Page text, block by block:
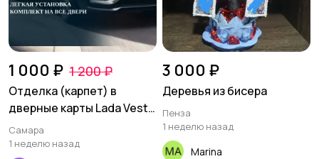
1 000 ₽ 1 200 ₽
Отделка (карпет) в
дверные карты Lada Vesta
NG
Самара
1 неделю назад
3 000 ₽
Деревья из бисера
Пенза
1 неделю назад
Marina